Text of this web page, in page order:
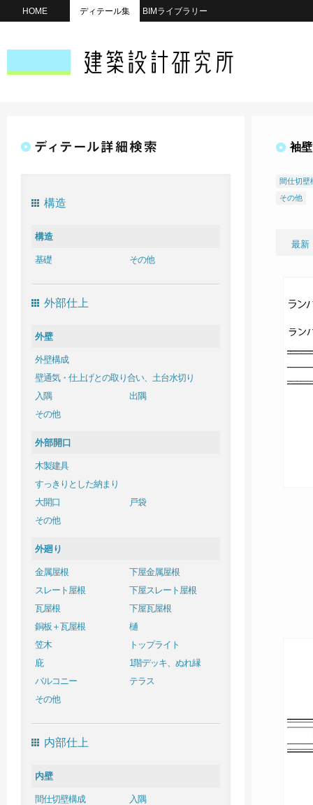
HOME ディテール集 BIMライブラリー
構造
構造
基礎 その他
外部仕上
外壁
外壁構成
壁通気・仕上げとの取り合い、土台水切り
入隅
出隅
その他
外部開口
木製建具
すっきりとした納まり
大開口
戸袋
その他
外廻り
金属屋根
下屋金属屋根
スレート屋根
下屋スレート屋根
瓦屋根
下屋瓦屋根
銅板＋瓦屋根
樋
笠木
トップライト
庇
1階デッキ、ぬれ縁
バルコニー
テラス
その他
内部仕上
内壁
間仕切壁構成
入隅
袖壁
間仕切壁
その他
最新